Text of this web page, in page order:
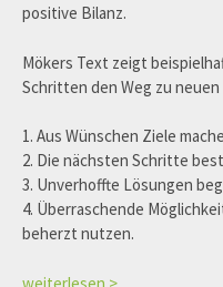
positive Bilanz.
Mökers Text zeigt
Schritten den Weg zu
1. Aus Wünschen Ziele
2. Die nächsten Schritte
3. Unverhoffte Lösungen
4. Überraschende
beherzt nutzen.
weiterlesen >